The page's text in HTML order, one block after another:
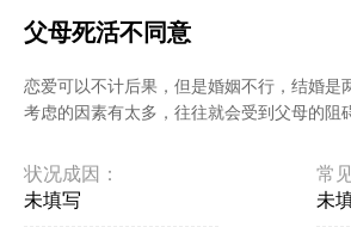
父母死活不同意
恋爱可以不计后果，但是婚姻不行，结婚是
考虑的因素有太多，往往就会受到父母的阻
状况成因：
未填写
常
未